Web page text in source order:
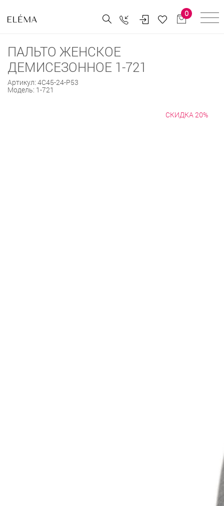
0
ПАЛЬТО ЖЕНСКОЕ
ДЕМИСЕЗОННОЕ 1-721
Артикул: 4С45-24-Р53
Модель: 1-721
СКИДКА 20%